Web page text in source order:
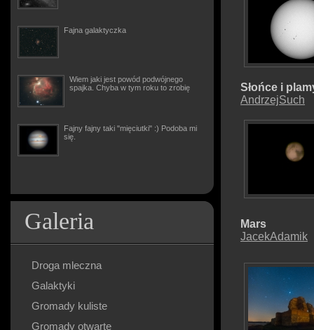
Fajna galaktyczka
Wiem jaki jest powód podwójnego
spajka. Chyba w tym roku to zrobię
Fajny fajny taki "mięciutki" :) Podoba mi
się.
Galeria
Droga mleczna
Galaktyki
Gromady kuliste
Gromady otwarte
Słońce i
AndrzejSuch
Mars
JacekAdamik